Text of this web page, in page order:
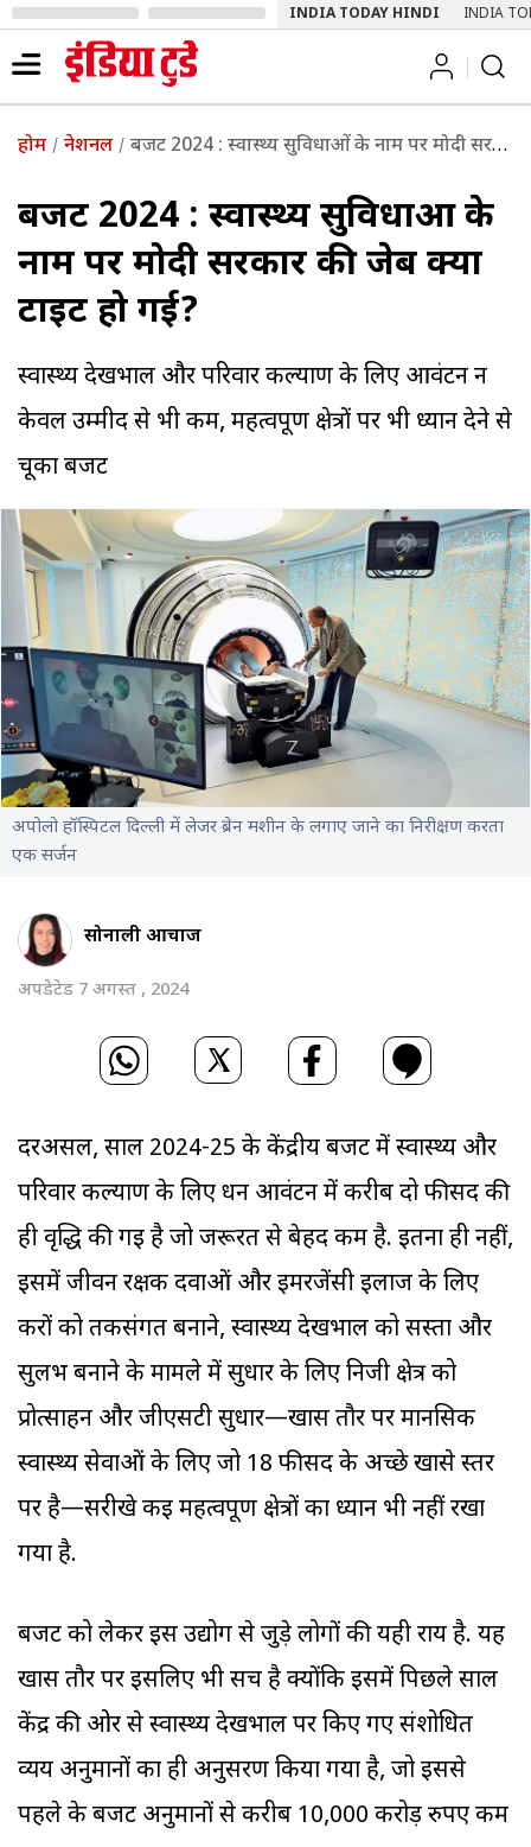
INDIA TODAY HINDI INDIA
होम नेशनल बजट 2024 : स्वास्थ्य सुविधाओं के नाम पर मोदी सरकार की जेब क्यों टाइट हो गई?
बजट 2024 : स्वास्थ्य सुविधाओं के
नाम पर मोदी सरकार की जेब क्यों
टाइट हो गई?
स्वास्थ्य देखभाल और परिवार कल्याण के लिए आवंटन न
केवल उम्मीद से भी कम, महत्वपूर्ण क्षेत्रों पर भी ध्यान देने से
चूका बजट
अपोलो हॉस्पिटल दिल्ली में लेजर ब्रेन मशीन के लगाए जाने का निरीक्षण करता
एक सर्जन
सोनाली आचार्जी
अपडेटेड 7 अगस्त , 2024
दरअसल, साल 2024-25 के केंद्रीय बजट में स्वास्थ्य और
परिवार कल्याण के लिए धन आवंटन में करीब दो फीसद की
ही वृद्धि की गई है जो जरूरत से बेहद कम है. इतना ही नहीं,
इसमें जीवन रक्षक दवाओं और इमरजेंसी इलाज के लिए
करों को तर्कसंगत बनाने, स्वास्थ्य देखभाल को सस्ता और
सुलभ बनाने के मामले में सुधार के लिए निजी क्षेत्र को
प्रोत्साहन और जीएसटी सुधार—खास तौर पर मानसिक
स्वास्थ्य सेवाओं के लिए जो 18 फीसद के अच्छे खासे स्तर
पर है—सरीखे कई महत्वपूर्ण क्षेत्रों का ध्यान भी नहीं रखा
गया है.
बजट को लेकर इस उद्योग से जुड़े लोगों की यही राय है. यह
खास तौर पर इसलिए भी सच है क्योंकि इसमें पिछले साल
केंद्र की ओर से स्वास्थ्य देखभाल पर किए गए संशोधित
व्यय अनुमानों का ही अनुसरण किया गया है, जो इससे
पहले के बजट अनुमानों से करीब 10,000 करोड़ रुपए कम